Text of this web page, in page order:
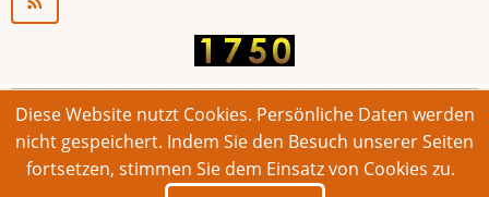
© 2026 Bonner Aufruf. Alle Rechte vorbehalten.
Footer
Impressum Kontakt Intern
Diese Website nutzt Cookies. Persönliche Daten werden
nicht gespeichert. Indem Sie den Besuch unserer Seiten
fortsetzen, stimmen Sie dem Einsatz von Cookies zu.